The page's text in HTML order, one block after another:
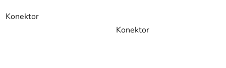
Konektor
Konektor